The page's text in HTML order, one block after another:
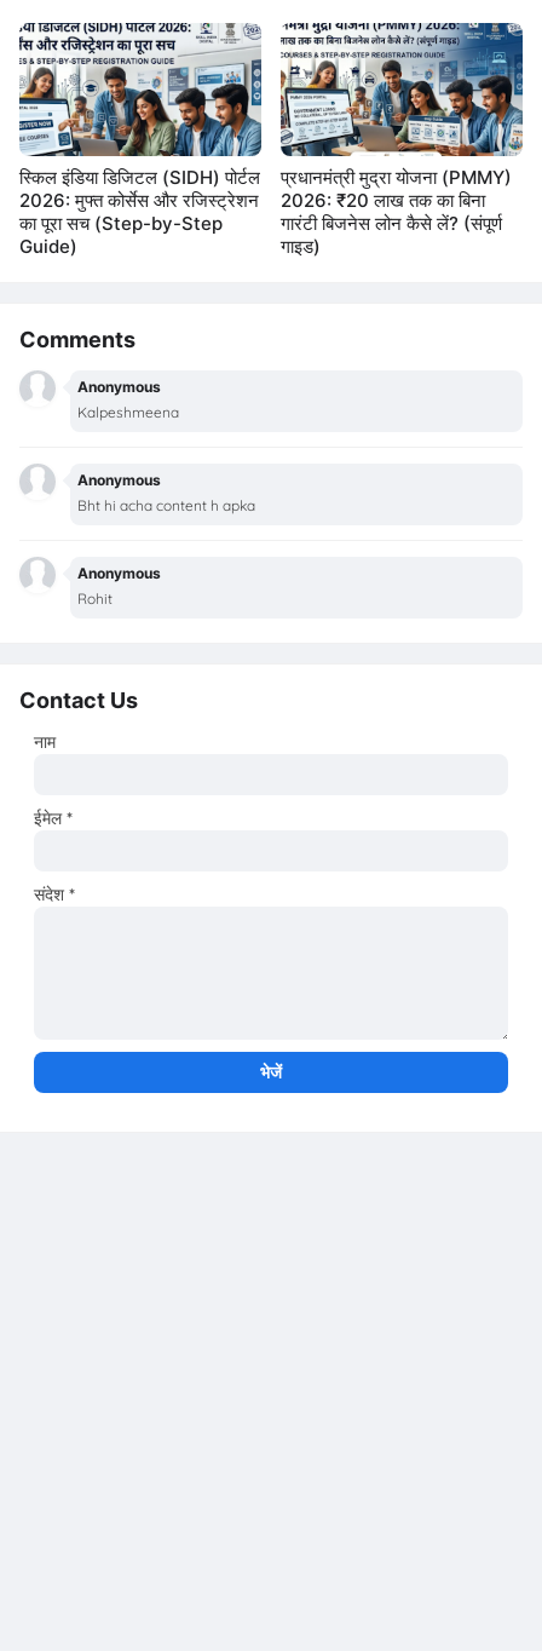
स्किल इंडिया डिजिटल (SIDH) पोर्टल
2026: मुफ्त कोर्सेस और रजिस्ट्रेशन
का पूरा सच (Step-by-Step
Guide)
प्रधानमंत्री मुद्रा योजना (PMMY)
2026: ₹20 लाख तक का बिना
गारंटी बिजनेस लोन कैसे लें? (संपूर्ण
गाइड)
Comments
Anonymous
Kalpeshmeena
Anonymous
Bht hi acha content h apka
Anonymous
Rohit
Contact Us
नाम
ईमेल*
संदेश*